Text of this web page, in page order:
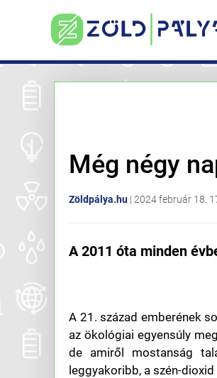
Még négy
Zöldpálya.hu | 2024 február 18.
A 2011 óta minden
A 21. század emberének
az ökológiai egyensúly
de amiről mostanság
leggyakoribb, a szén-